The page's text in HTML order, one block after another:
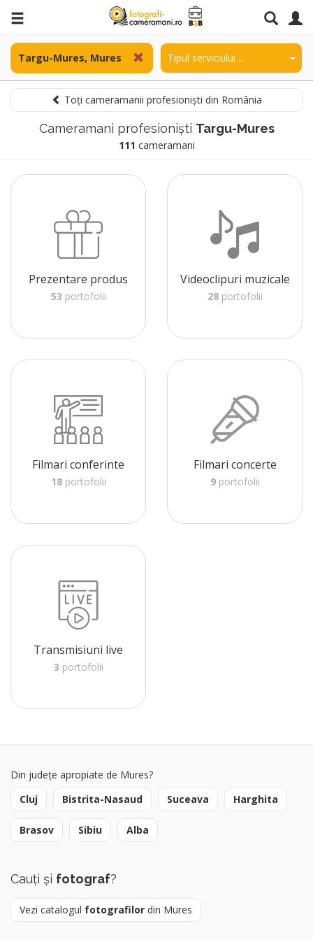
Toți cameramanii profesioniști din România
Cameramani profesioniști Targu-Mures
111 cameramani
Prezentare produs
53 portofolii
Videoclipuri muzicale
28portofolii
Filmari conferinte
18portofolii
Filmari concerte
9portofolii
Transmisiuni live
3 portofolii
Din județe apropiate de Mures?
Cluj
Bistrita-Nasaud Suceava Harghita
Brasov Sibiu Alba
Cauți și fotograf?
Vezi catalogul fotografilor din Mures